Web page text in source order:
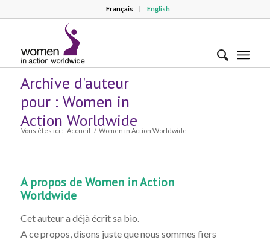
Français English
Archive d'auteur
pour : Women in
Action Worldwide
Vous êtes ici : Accueil / Women in Action Worldwide
A propos deWomen in Action
Worldwide
Cet auteur a déjà écrit sa bio.
A ce propos, disons juste que nous sommes fiers